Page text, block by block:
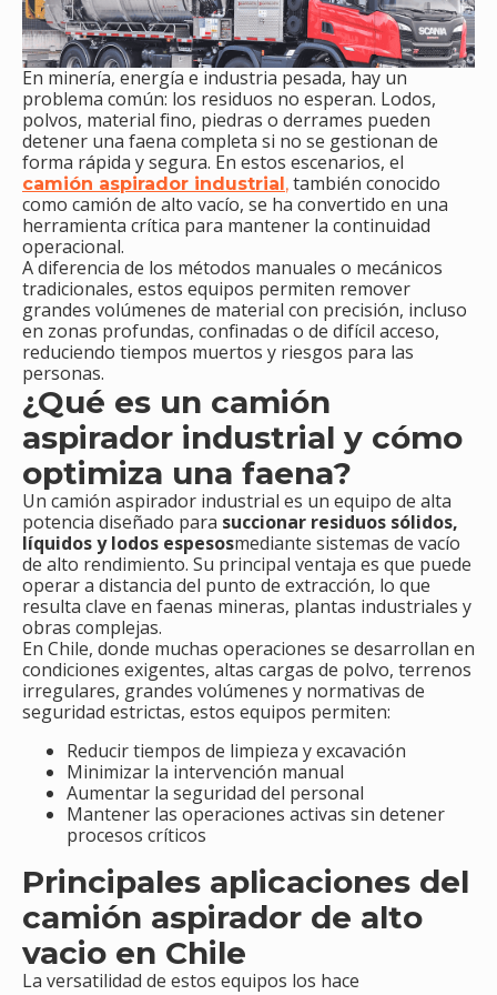
En minería, energía e industria pesada, hay un
problema común: los residuos no esperan. Lodos,
polvos, material fino, piedras o derrames pueden
detener una faena completa si no se gestionan de
forma rápida y segura. En estos escenarios, el
camión aspirador industrial , también conocido
como camión de alto vacío, se ha convertido en una
herramienta crítica para mantener la continuidad
operacional.
A diferencia de los métodos manuales o mecánicos
tradicionales, estos equipos permiten remover
grandes volúmenes de material con precisión, incluso
en zonas profundas, confinadas o de difícil acceso,
reduciendo tiempos muertos y riesgos para las
personas.
¿Qué es un camión
aspirador industrial y cómo
optimiza una faena?
Un camión aspirador industrial es un equipo de alta
potencia diseñado para succionar residuos sólidos,
líquidos y lodos espesosmediante sistemas de vacío
de alto rendimiento. Su principal ventaja es que puede
operar a distancia del punto de extracción, lo que
resulta clave en faenas mineras, plantas industriales y
obras complejas.
En Chile, donde muchas operaciones se desarrollan en
condiciones exigentes, altas cargas de polvo, terrenos
irregulares, grandes volúmenes y normativas de
seguridad estrictas, estos equipos permiten:
Reducir tiempos de limpieza y excavación
Minimizar la intervención manual
Aumentar la seguridad del personal
Mantener las operaciones activas sin detener
procesos críticos
Principales aplicaciones del
camión aspirador de alto
vacio en Chile
La versatilidad de estos equipos los hace